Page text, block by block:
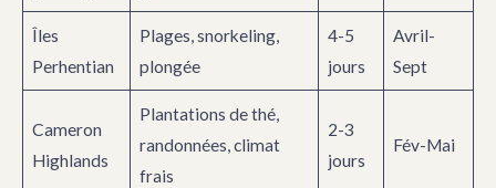
Îles
Perhentian
Plages, snorkeling,
plongée
4-5
jours
Avril-
Sept
Cameron
Highlands
Plantations de thé,
randonnées, climat
frais
2-3
jours
Fév-Mai